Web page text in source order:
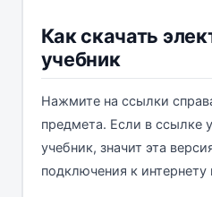
Как скачать
учебник
Нажмите на ссылки
предмета. Если в ссылке
учебник, значит эта
подключения к интернету